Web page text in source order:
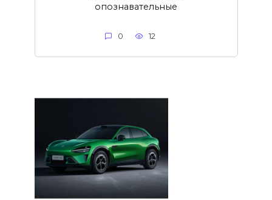
опознавательные
0 12